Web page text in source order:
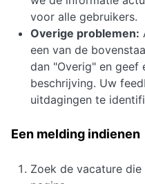
voor alle gebruikers.
Overige problemen:
een van de
dan "Overig" en geef
beschrijving. Uw
uitdagingen te
Een melding indienen
Zoek de vacature